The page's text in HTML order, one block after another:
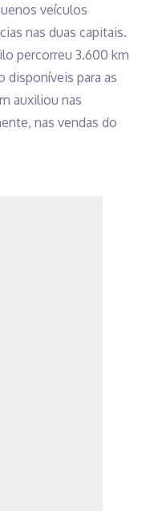
veículos
nas duas capitais.
percorreu 3.600 km
disponíveis para as
auxiliou nas
nas vendas do